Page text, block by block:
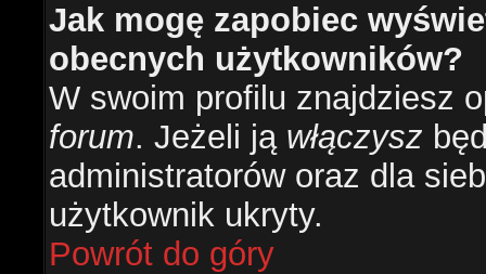
Jak mogę zapobiec
obecnych użytkowników?
W swoim profilu znajdziesz
forum. Jeżeli ją włączysz
administratorów oraz dla
użytkownik ukryty.
Powrót do góry